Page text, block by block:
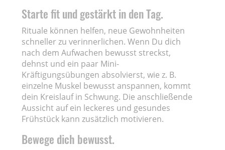
Starte fit und gestärkt in den Tag.
Rituale können helfen, neue Gewohnheiten
schneller zu verinnerlichen. Wenn Du dich
nach dem Aufwachen bewusst streckst,
dehnst und ein paar Mini-
Kräftigungsübungen absolvierst, wie z. B.
einzelne Muskel bewusst anspannen, kommt
dein Kreislauf in Schwung. Die anschließende
Aussicht auf ein leckeres und gesundes
Frühstück kann zusätzlich motivieren.
Bewege dich bewusst.